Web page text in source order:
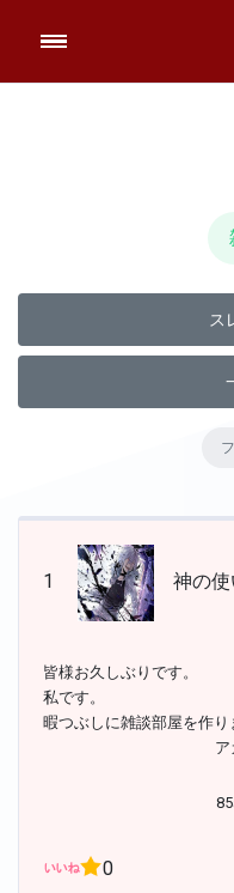
ス
1 神の使
皆様お久しぶりです。
私です。
暇つぶしに雑談部屋を作
ア
0